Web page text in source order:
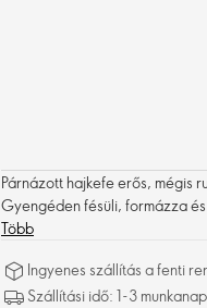
Párnázott hajkefe erős, mégis
Gyengéden fésüli, formázza
Több
Ingyenes szállítás a fenti
Szállítási idő: 1-3 munkanap